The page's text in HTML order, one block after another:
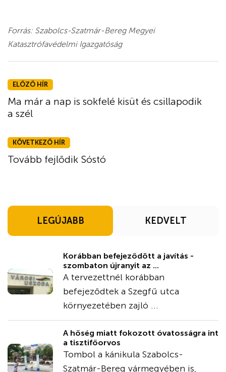
Forrás: Szabolcs-Szatmár-Bereg Megyei
Katasztrófavédelmi Igazgatóság
ELŐZŐ HÍR
Ma már a nap is sokfelé kisüt és csillapodik
a szél
KÖVETKEZŐ HÍR
Tovább fejlődik Sóstó
LEGÚJABB KEDVELT
Korábban befejeződött a javítás -
szombaton újranyit az ...
A tervezettnél korábban
befejeződtek a Szegfű utca
környezetében zajló ...
A hőség miatt fokozott óvatosságra int
a tisztifőorvos
Tombol a kánikula Szabolcs-
Szatmár-Bereg vármegyében is,